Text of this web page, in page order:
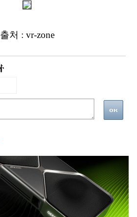
출처 : vr-zone